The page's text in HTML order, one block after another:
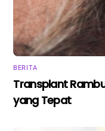
BERITA
Transplant
yang Tepat